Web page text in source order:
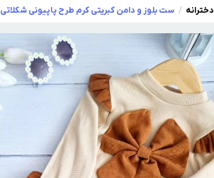
دخترانه ست بلوز و دامن کبریتی کرم طرح پاپیونی شکلاتی